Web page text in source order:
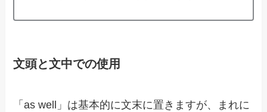
文頭と文中での使用
「as well」は基本的に文末に置きますが、まれに